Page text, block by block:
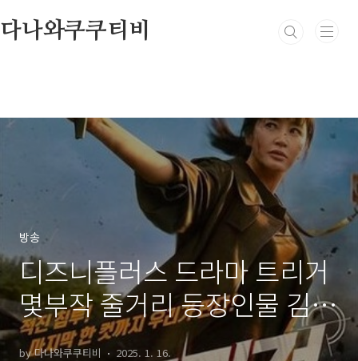
다나와쿠쿠티비
방송
디즈니플러스 드라마 트리거
몇부작 줄거리 등장인물 김혜
수 정성일 주종혁
by 다나와쿠쿠티비 2025. 1. 16.